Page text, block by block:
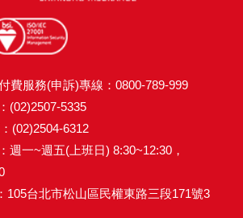
費服務(申訴)專線：0800-789-999
(02)2507-5335
(02)2504-6312
週一~週五(上班日) 8:30~12:30，
105台北市松山區民權東路三段171號3